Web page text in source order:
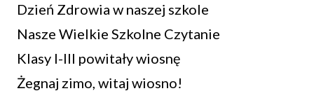
Dzień Zdrowia w naszej szkole
Nasze Wielkie Szkolne Czytanie
Klasy I-III powitały wiosnę
Żegnaj zimo, witaj wiosno!